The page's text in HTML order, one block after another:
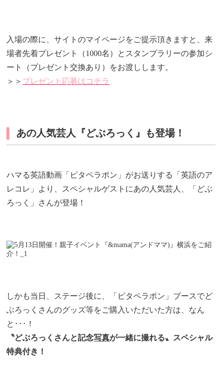
入場の際に、サイトのマイページをご提示頂きますと、来
場者先着プレゼント（1000名）とスタンプラリーの参加シ
ート（プレゼント交換あり）をお渡しします。
＞＞ プレゼント応募はコチラ
あの人気芸人『どぶろっく』も登場！
ハマる英語動画「ピタペラポン」がお送りする「英語のア
レコレ」より、スペシャルゲストにあの人気芸人、「どぶ
ろっく」さんが登場！
しかも当日、ステージ後に、「ピタペラポン」ブースでど
ぶろっくさんのグッズ等をご購入いただいた方は、なん
と･･･！
〝どぶろっくさんと記念写真が一緒に撮れる〟スペシャル
特典付き！